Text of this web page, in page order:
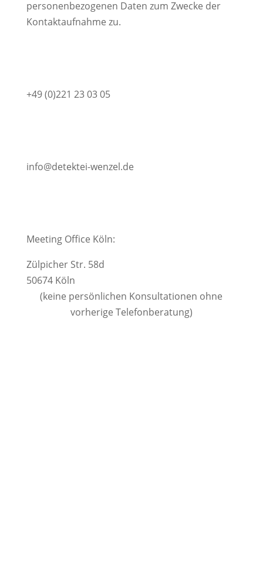
personenbezogenen Daten zum Zwecke der
Kontaktaufnahme zu.
+49 (0)221 23 03 05
info@detektei-wenzel.de
Meeting Office Köln:
Zülpicher Str. 58d
50674 Köln
(keine persönlichen Konsultationen ohne
vorherige Telefonberatung)